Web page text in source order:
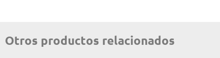
Otros productos relacionados